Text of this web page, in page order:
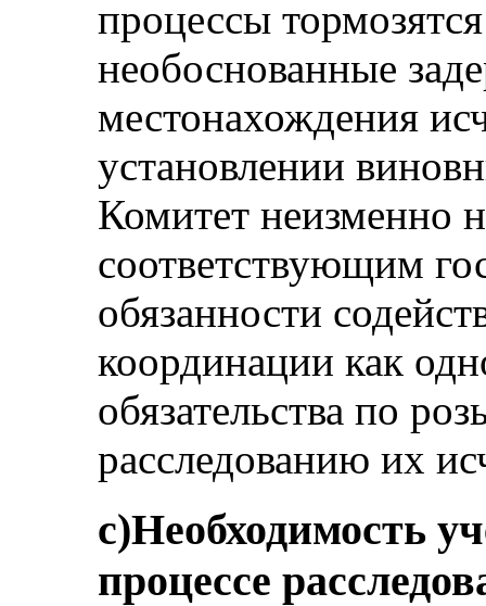
процессы
необоснованные
местонахождения
установлении
Комитет неизменно
соответствующим
обязанности
координации как
обязательства по
расследованию их
c)Необходимость
процессе